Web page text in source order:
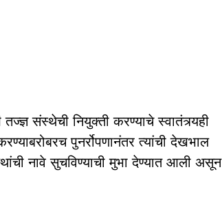
तज्ज्ञ संस्थेची नियुक्ती करण्याचे स्वातंत्र्यही
पुनर्रोपणानंतर त्यांची देखभाल
नावे सुचविण्याची मुभा देण्यात आली असून